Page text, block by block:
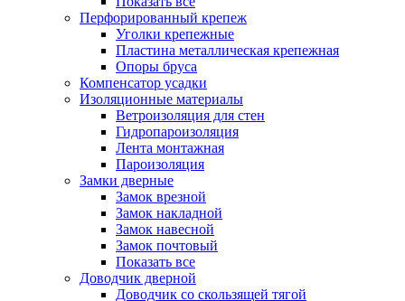
Перфорированный крепеж
Уголки крепежные
Пластина металлическая крепежная
Опоры бруса
Компенсатор усадки
Изоляционные материалы
Ветроизоляция для стен
Гидропароизоляция
Лента монтажная
Пароизоляция
Замки дверные
Замок врезной
Замок накладной
Замок навесной
Замок почтовый
Показать все
Доводчик дверной
Доводчик со скользящей тягой